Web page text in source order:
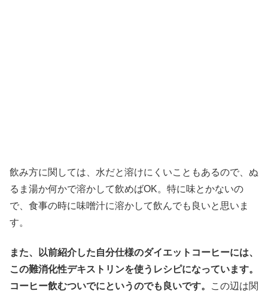
飲み方に関しては、水だと溶けにくいこともあるので、ぬ
るま湯か何かで溶かして飲めばOK。特に味とかないの
で、食事の時に味噌汁に溶かして飲んでも良いと思いま
す。
また、以前紹介した自分仕様のダイエットコーヒーには、
この難消化性デキストリンを使うレシピになっています。
コーヒー飲むついでにというのでも良いです。
この辺は関